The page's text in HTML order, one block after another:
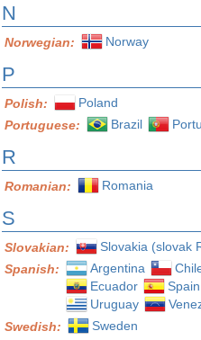
N
Norwegian: Norway
P
Polish:
Poland
Portuguese:
Brazil
R
Romanian: Romania
S
Slovakian:
Slovakia (slovak
Spanish:
Argentina
Ecuador
Spain
Uruguay
Swedish:
Sweden